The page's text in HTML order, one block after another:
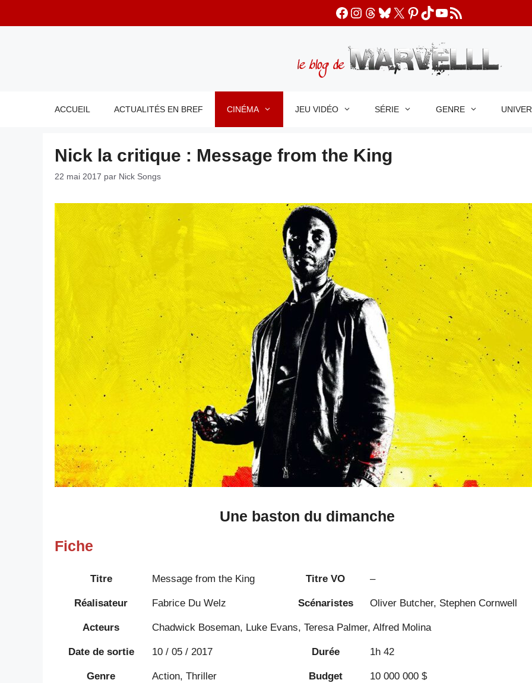
Facebook
Instagram
Threads
Bluesky
X Pinterest
TikTok
YouTube
Flux RSS
ACCUEIL ACTUALITÉS EN BREF CINÉMA JEU VIDÉO SÉRIE GENRE
Nick la critique : Message from the King
22 mai 2017 par Nick Songs
Une baston du dimanche
Fiche
Titre Message from the King Titre VO –
Réalisateur Fabrice Du Welz Scénaristes Oliver Butcher, Stephen Cornwell
Acteurs Chadwick Boseman, Luke Evans, Teresa Palmer, Alfred Molina
Date de sortie 10 / 05 / 2017 Durée 1h 42
Genre Action, Thriller Budget 10 000 000 $